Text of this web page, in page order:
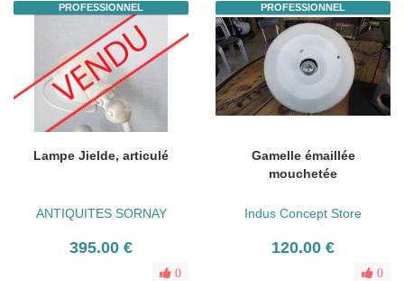
PROFESSIONNEL
Lampe Jielde, articulé
ANTIQUITES SORNAY
395.00 €
0
PROFESSIONNEL
Gamelle émaillée
mouchetée
Indus Concept Store
120.00 €
0